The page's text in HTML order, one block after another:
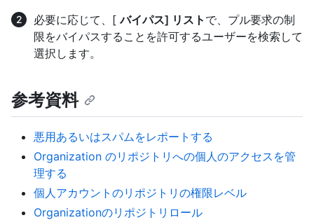
必要に応じて、[バイパス] リスト で、プル要求の制
限をバイパスすることを許可するユーザーを検索して
選択します。
参考資料
悪用あるいはスパムをレポートする
Organization のリポジトリへの個人のアクセスを管
理する
個人アカウントのリポジトリの権限レベル
Organizationのリポジトリロール